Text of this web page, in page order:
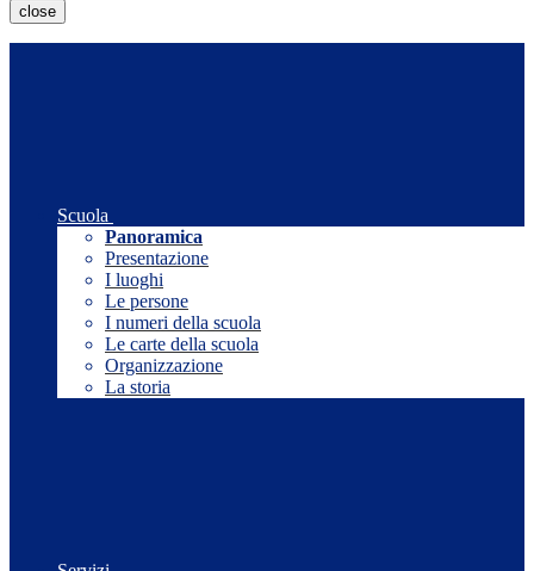
close
Scuola
Panoramica
Presentazione
I luoghi
Le persone
I numeri della scuola
Le carte della scuola
Organizzazione
La storia